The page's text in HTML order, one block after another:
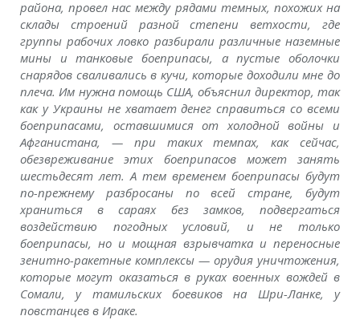
района, провел нас между рядами темных, похожих на
склады строений разной степени ветхости, где
группы рабочих ловко разбирали различные наземные
мины и танковые боеприпасы, а пустые оболочки
снарядов сваливались в кучи, которые доходили мне до
плеча. Им нужна помощь США, объяснил директор, так
как у Украины не хватает денег справиться со всеми
боеприпасами, оставшимися от холодной войны и
Афганистана, — при таких темпах, как сейчас,
обезвреживание этих боеприпасов может занять
шестьдесят лет. А тем временем боеприпасы будут
по-прежнему разбросаны по всей стране, будут
храниться в сараях без замков, подвергаться
воздействию погодных условий, и не только
боеприпасы, но и мощная взрывчатка и переносные
зенитно-ракетные комплексы — орудия уничтожения,
которые могут оказаться в руках военных вождей в
Сомали, у тамильских боевиков на Шри-Ланке, у
повстанцев в Ираке.